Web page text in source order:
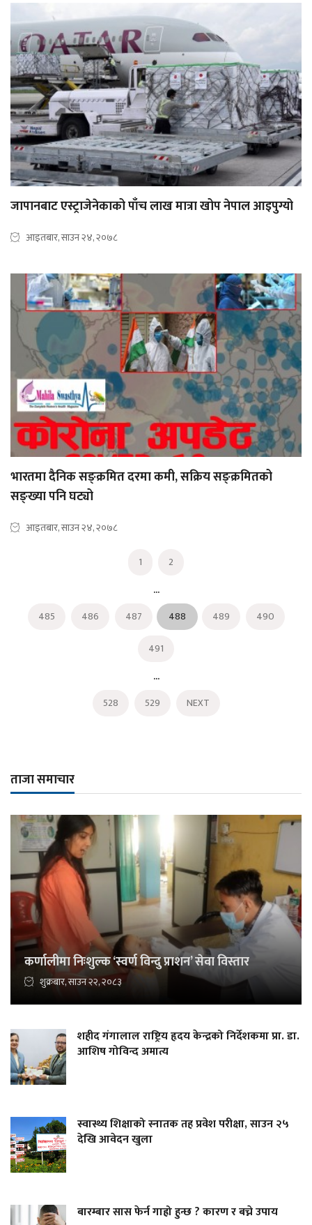
जापानबाट एस्ट्राजेनेकाको पाँच लाख मात्रा खोप नेपाल आइपुग्यो
आइतबार, साउन २४, २०७८
भारतमा दैनिक सङ्क्रमित दरमा कमी, सक्रिय सङ्क्रमितको
सङ्ख्या पनि घट्यो
आइतबार, साउन २४, २०७८
1 2
...
485 486 487 488 489
490
491
...
528 529 NEXT
ताजा समाचार
कर्णालीमा निःशुल्क ‘स्वर्ण विन्दु प्राशन’ सेवा विस्तार
शुक्रबार, साउन २२, २०८३
शहीद गंगालाल राष्ट्रिय हृदय केन्द्रको निर्देशकमा प्रा. डा.
आशिष गोविन्द अमात्य
स्वास्थ्य शिक्षाको स्नातक तह प्रवेश परीक्षा, साउन २५
देखि आवेदन खुला
बारम्बार सास फेर्न गाह्रो हुन्छ ? कारण र बच्ने उपाय